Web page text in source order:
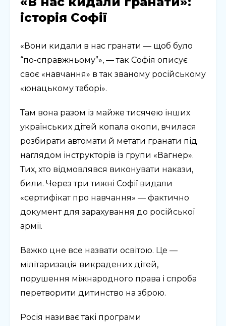
історія Софії
«Вони кидали в нас гранати — щоб було
“по-справжньому”», — так Софія описує
своє «навчання» в так званому російському
«юнацькому таборі».
Там вона разом із майже тисячею інших
українських дітей копала окопи, вчилася
розбирати автомати й метати гранати під
наглядом інструкторів із групи «Вагнер».
Тих, хто відмовлявся виконувати накази,
били. Через три тижні Софії видали
«сертифікат про навчання» — фактично
документ для зарахування до російської
армії.
Важко цне все назвати освітою. Це —
мілітаризація викрадених дітей,
порушення міжнародного права і спроба
перетворити дитинство на зброю.
Росія називає такі програми